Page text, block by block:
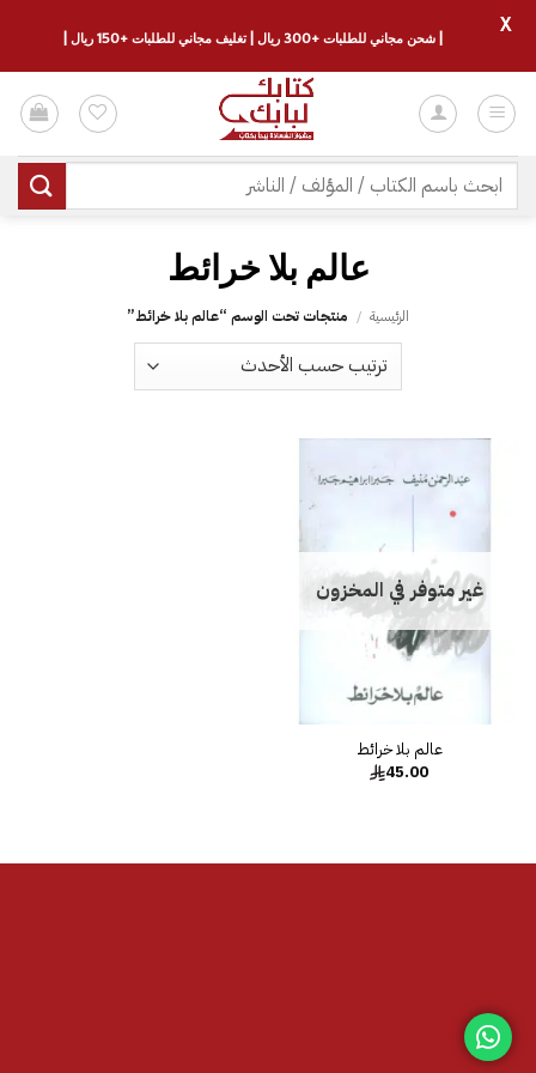
للمحتوى
البحث
عن:
عالم بلا خرائط
الرئيسية / منتجات تحت الوسم “عالم بلا خرائط”
غير متوفر في المخزون
عالم بلا خرائط
45.00
| شحن مجاني للطلبات +300 ريال | تغليف مجاني للطلبات +150 ريال |
X